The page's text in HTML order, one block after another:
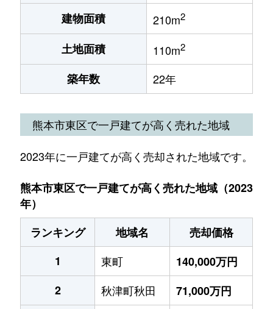
建物面積 210m2
土地面積 110m2
築年数 22年
熊本市東区で一戸建てが高く売れた地域
2023年に一戸建てが高く売却された地域です。
熊本市東区で一戸建てが高く売れた地域（2023
年）
ランキング
地域名
売却価格
1
東町
140,000万円
2
秋津町秋田
71,000万円